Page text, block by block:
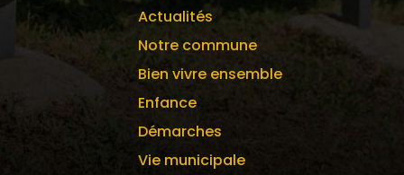
Actualités
Notre commune
Bien vivre ensemble
Enfance
Démarches
Vie municipale